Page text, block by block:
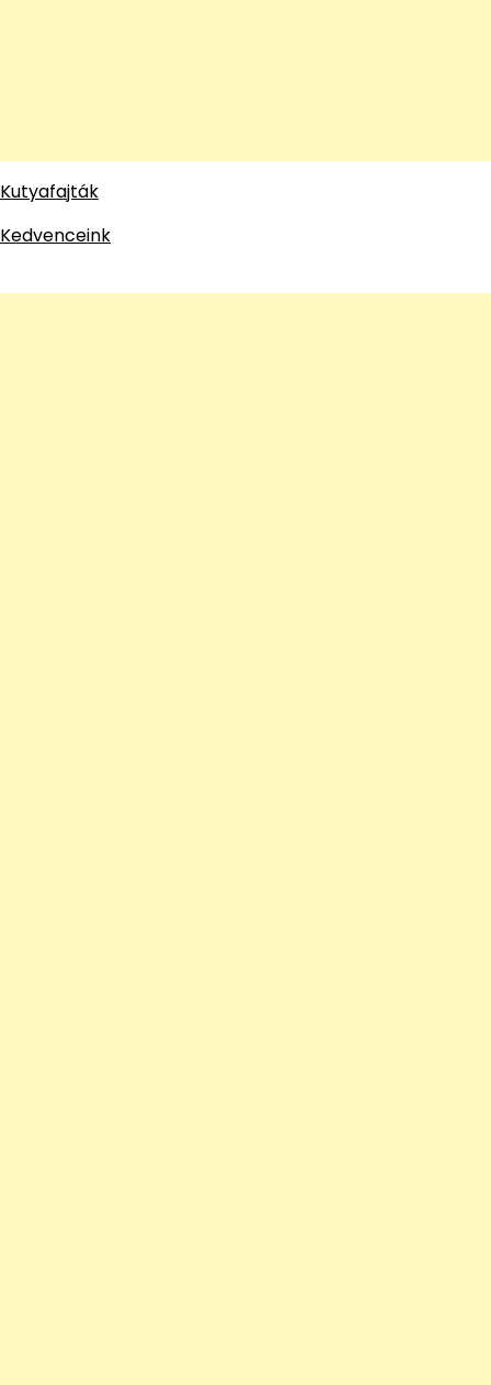
Kutyafajták
Kedvenceink